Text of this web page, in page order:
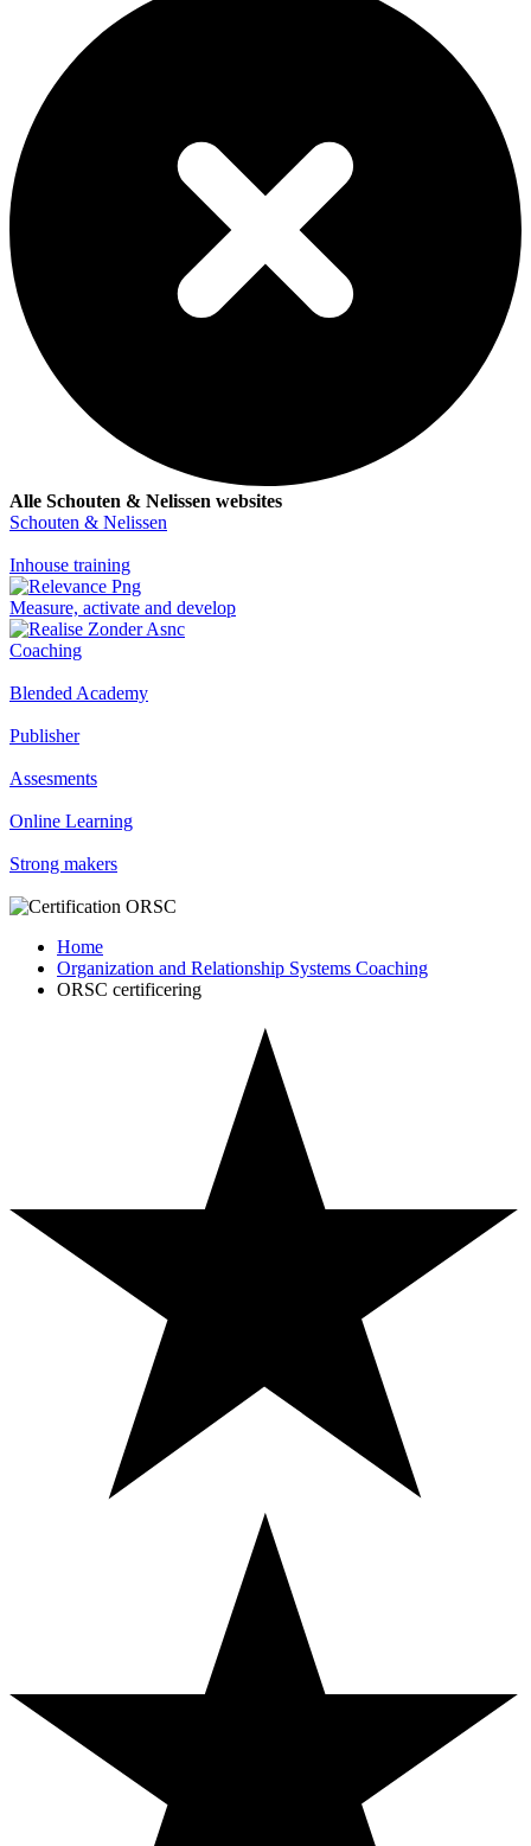
Alle Schouten & Nelissen websites
Schouten & Nelissen
Inhouse training
Measure, activate and develop
Coaching
Blended Academy
Publisher
Assesments
Online Learning
Strong makers
Home
Organization and Relationship Systems Coaching
ORSC certificering